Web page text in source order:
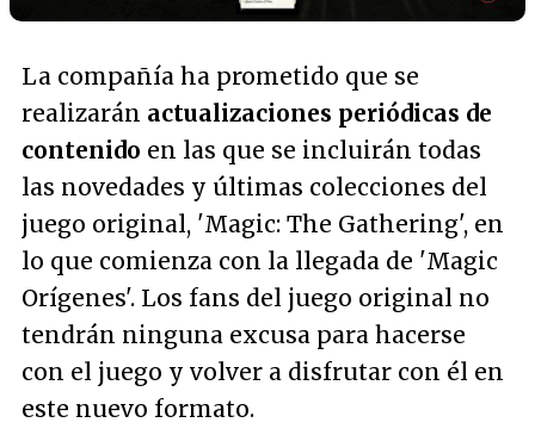
La compañía ha prometido que se
realizarán actualizaciones periódicas de
contenido en las que se incluirán todas
las novedades y últimas colecciones del
juego original, 'Magic: The Gathering', en
lo que comienza con la llegada de 'Magic
Orígenes'. Los fans del juego original no
tendrán ninguna excusa para hacerse
con el juego y volver a disfrutar con él en
este nuevo formato.